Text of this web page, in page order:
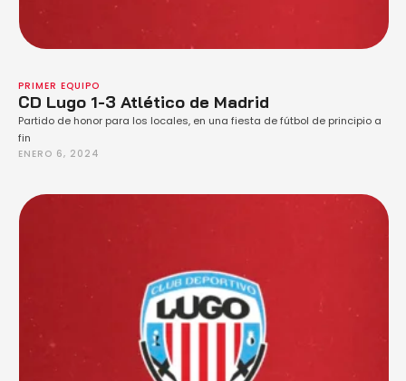
PRIMER EQUIPO
CD Lugo 1-3 Atlético de Madrid
Partido de honor para los locales, en una fiesta de fútbol de principio a
fin
ENERO 6, 2024